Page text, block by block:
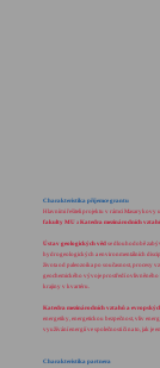
Charakteristika příjemce grantu
Hlavními řešiteli projektu v rámci Masarykovy
fakulty MU a Katedra mezinárodních
Ústav geologických věd se dlouhodobě
hydrogeologických a environmentálních
života od paleozoika po současnost, procesy
geochemického vývoje prostředí
krajiny v kvartéru.
Katedra mezinárodních vztahů a
energetiky, energetickou bezpečnost, vliv
využívání energií ve společnosti či na to, jak je
Charakteristika partnera